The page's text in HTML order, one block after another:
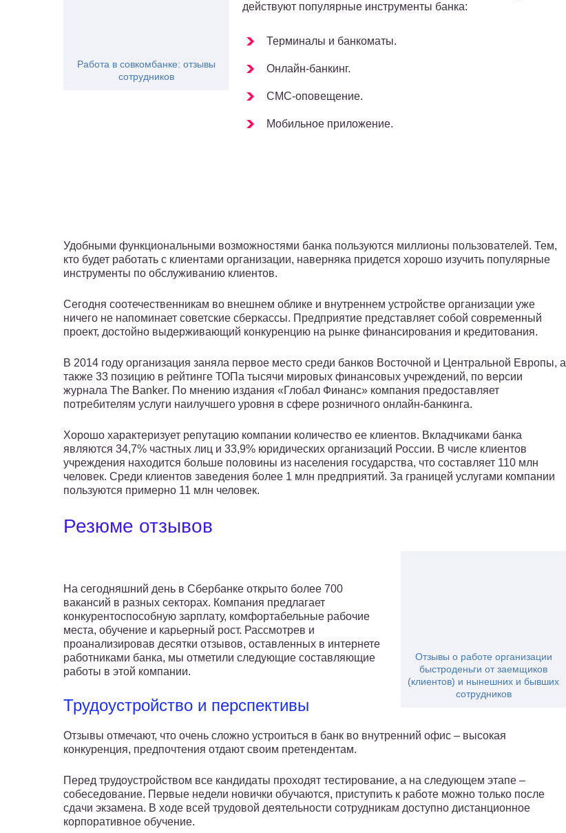
Работа в совкомбанке: отзывы
сотрудников
действуют популярные инструменты банка:
Терминалы и банкоматы.
Онлайн-банкинг.
СМС-оповещение.
Мобильное приложение.
Удобными функциональными возможностями банка пользуются миллионы пользователей. Тем,
кто будет работать с клиентами организации, наверняка придется хорошо изучить популярные
инструменты по обслуживанию клиентов.
Сегодня соотечественникам во внешнем облике и внутреннем устройстве организации уже
ничего не напоминает советские сберкассы. Предприятие представляет собой современный
проект, достойно выдерживающий конкуренцию на рынке финансирования и кредитования.
В 2014 году организация заняла первое место среди банков Восточной и Центральной Европы, а
также 33 позицию в рейтинге ТОПа тысячи мировых финансовых учреждений, по версии
журнала The Banker. По мнению издания «Глобал Финанс» компания предоставляет
потребителям услуги наилучшего уровня в сфере розничного онлайн-банкинга.
Хорошо характеризует репутацию компании количество ее клиентов. Вкладчиками банка
являются 34,7% частных лиц и 33,9% юридических организаций России. В числе клиентов
учреждения находится больше половины из населения государства, что составляет 110 млн
человек. Среди клиентов заведения более 1 млн предприятий. За границей услугами компании
пользуются примерно 11 млн человек.
Резюме отзывов
Отзывы о работе организации
быстроденьги от заемщиков
(клиентов) и нынешних и бывших
сотрудников
На сегодняшний день в Сбербанке открыто более 700
вакансий в разных секторах. Компания предлагает
конкурентоспособную зарплату, комфортабельные рабочие
места, обучение и карьерный рост. Рассмотрев и
проанализировав десятки отзывов, оставленных в интернете
работниками банка, мы отметили следующие составляющие
работы в этой компании.
Трудоустройство и перспективы
Отзывы отмечают, что очень сложно устроиться в банк во внутренний офис – высокая
конкуренция, предпочтения отдают своим претендентам.
Перед трудоустройством все кандидаты проходят тестирование, а на следующем этапе –
собеседование. Первые недели новички обучаются, приступить к работе можно только после
сдачи экзамена. В ходе всей трудовой деятельности сотрудникам доступно дистанционное
корпоративное обучение.